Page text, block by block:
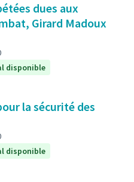
dues aux
Girard Madoux
disponible
la sécurité des
disponible